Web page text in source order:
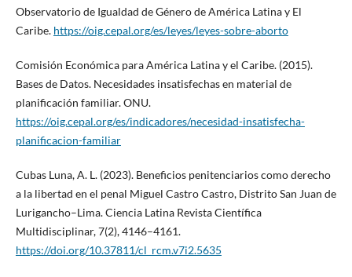
Observatorio de Igualdad de Género de América Latina y El
Caribe. https://oig.cepal.org/es/leyes/leyes-sobre-aborto
Comisión Económica para América Latina y el Caribe. (2015).
Bases de Datos. Necesidades insatisfechas en material de
planificación familiar. ONU.
https://oig.cepal.org/es/indicadores/necesidad-insatisfecha-
planificacion-familiar
Cubas Luna, A. L. (2023). Beneficios penitenciarios como derecho
a la libertad en el penal Miguel Castro Castro, Distrito San Juan de
Lurigancho–Lima. Ciencia Latina Revista Científica
Multidisciplinar, 7(2), 4146–4161.
https://doi.org/10.37811/cl_rcm.v7i2.5635